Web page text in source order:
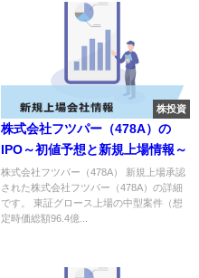
株投資
株式会社フツパー（478A）の
IPO～初値予想と新規上場情報～
株式会社フツパー（478A） 新規上場承認
された株式会社フツパー（478A）の詳細
です。 東証グロース上場の中型案件（想
定時価総額96.4億...